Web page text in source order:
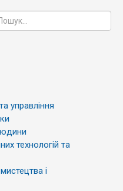
управління
технологій та
і